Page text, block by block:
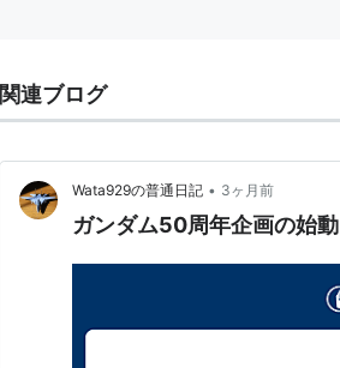
関連ブログ
Wata929の普通日記 • 3ヶ月前
ガンダム50周年企画の始動